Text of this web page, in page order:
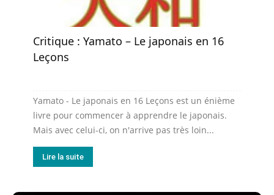
Critique : Yamato – Le japonais en 16
Leçons
Yamato - Le japonais en 16 Leçons est un énième
livre pour commencer à apprendre le japonais.
Mais avec celui-ci, on n'arrive pas très loin...
Lire la suite